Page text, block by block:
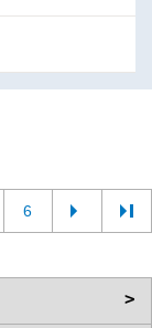
6